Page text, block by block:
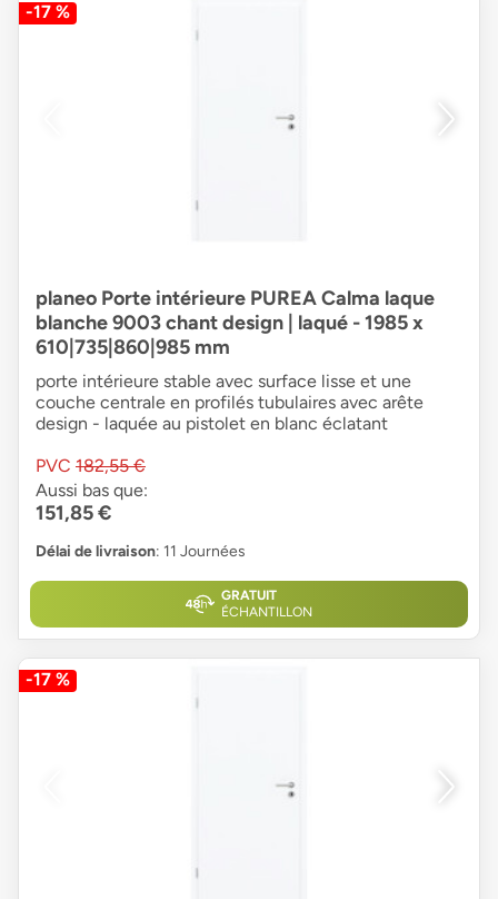
-17 %
planeo Porte intérieure PUREA Calma laque
blanche 9003 chant design | laqué - 1985 x
610|735|860|985 mm
porte intérieure stable avec surface lisse et une
couche centrale en profilés tubulaires avec arête
design - laquée au pistolet en blanc éclatant
PVC 182,55 €
Aussi bas que:
151,85 €
Délai de livraison: 11 Journées
GRATUIT
ÉCHANTILLON
-17 %